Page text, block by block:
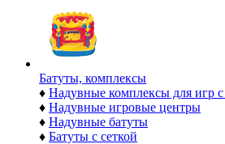
Батуты, комплексы
♦ Надувные комплексы для игр
♦ Надувные игровые центры
♦ Надувные батуты
♦ Батуты с сеткой